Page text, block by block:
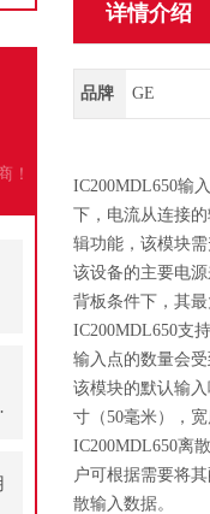
！
详情介绍
品牌 GE
IC200MDL650输
下，电流从连接
辑功能，该模块需
该设备的主要电
背板条件下，其
IC200MDL650支
输入点的数量会
该模块的默认输
寸（50毫米），
IC200MDL650离
户可根据需要将
散输入数据。